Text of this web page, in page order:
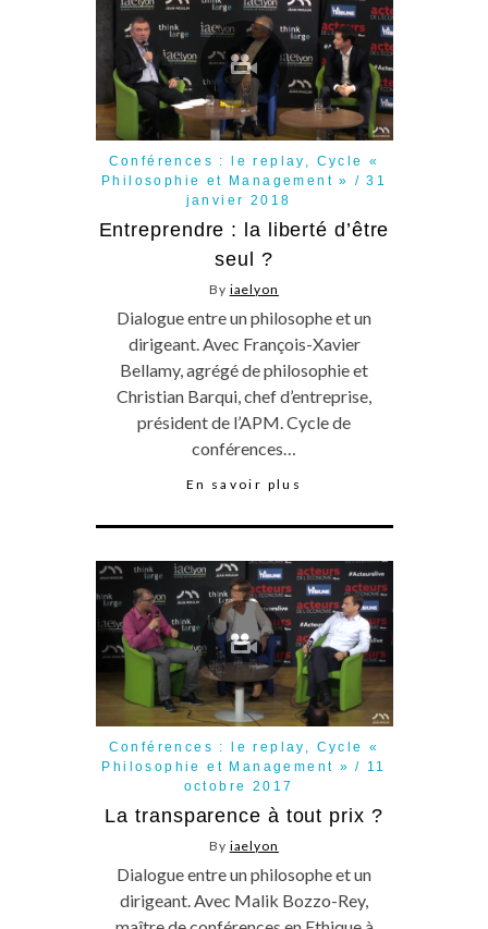
Conférences : le replay , Cycle «
Philosophie et Management »
31
janvier 2018
Entreprendre : la liberté d’être
seul ?
By iaelyon
Dialogue entre un philosophe et un
dirigeant. Avec François-Xavier
Bellamy, agrégé de philosophie et
Christian Barqui, chef d’entreprise,
président de l’APM. Cycle de
conférences…
En savoir plus
Conférences : le replay , Cycle «
Philosophie et Management »
11
octobre 2017
La transparence à tout prix ?
By iaelyon
Dialogue entre un philosophe et un
dirigeant. Avec Malik Bozzo-Rey,